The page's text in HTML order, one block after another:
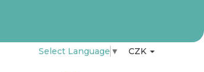
Select Language ▼ CZK